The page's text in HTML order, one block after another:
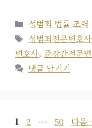
카
테
고
리
성범죄 법률 조력
태
그
성범죄전문변호사
변호사, 준강간전문
댓글 남기기
페
1
페
2 …
페
50 다음